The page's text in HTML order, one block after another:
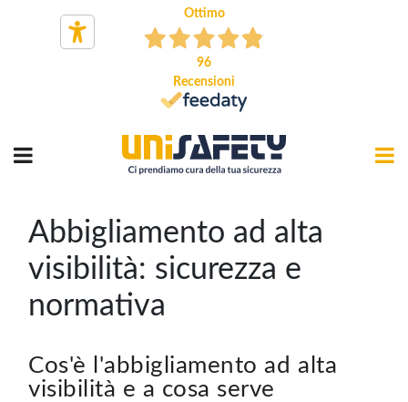
Ottimo
96
Recensioni
Abbigliamento ad alta
visibilità: sicurezza e
normativa
Cos'è l'abbigliamento ad alta
visibilità e a cosa serve